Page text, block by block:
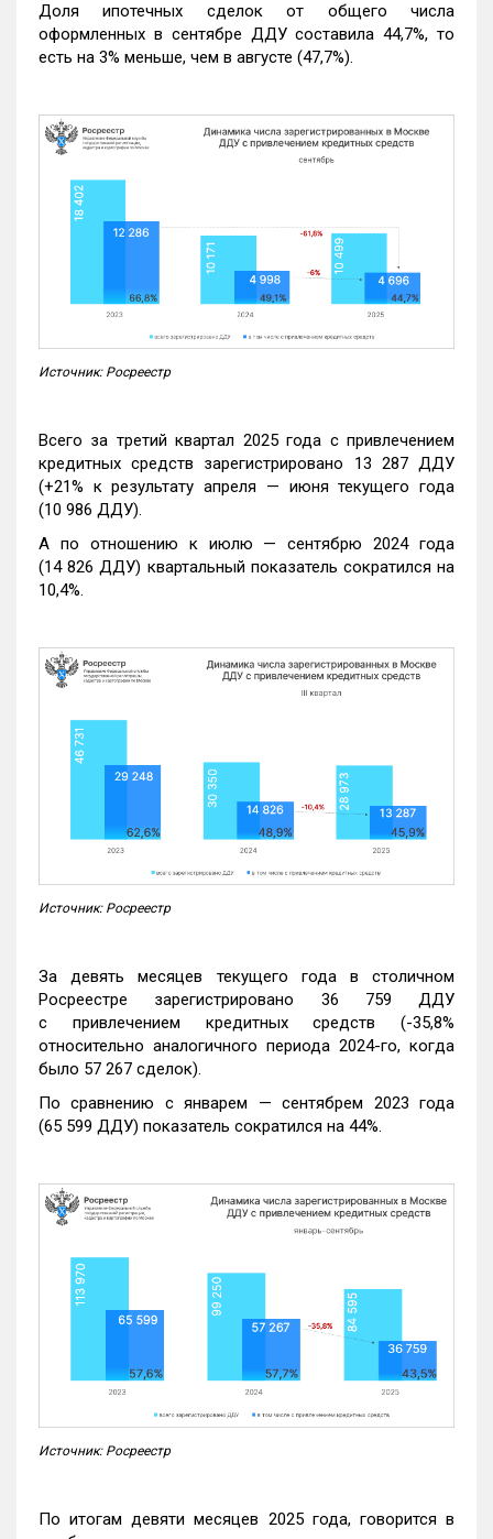
Доля ипотечных сделок от общего числа
оформленных в сентябре ДДУ составила 44,7%, то
есть на 3% меньше, чем в августе (47,7%).
Источник: Росреестр
Всего за третий квартал 2025 года с привлечением
кредитных средств зарегистрировано 13 287 ДДУ
(+21% к результату апреля — июня текущего года
(10 986 ДДУ).
А по отношению к июлю — сентябрю 2024 года
(14 826 ДДУ) квартальный показатель сократился на
10,4%.
Источник: Росреестр
За девять месяцев текущего года в столичном
Росреестре зарегистрировано 36 759 ДДУ
с привлечением кредитных средств (-35,8%
относительно аналогичного периода 2024-го, когда
было 57 267 сделок).
По сравнению с январем — сентябрем 2023 года
(65 599 ДДУ) показатель сократился на 44%.
Источник: Росреестр
По итогам девяти месяцев 2025 года, говорится в